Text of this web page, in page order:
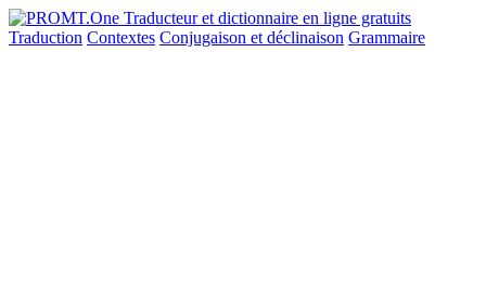
Traduction Contextes Conjugaison et déclinaison Grammaire